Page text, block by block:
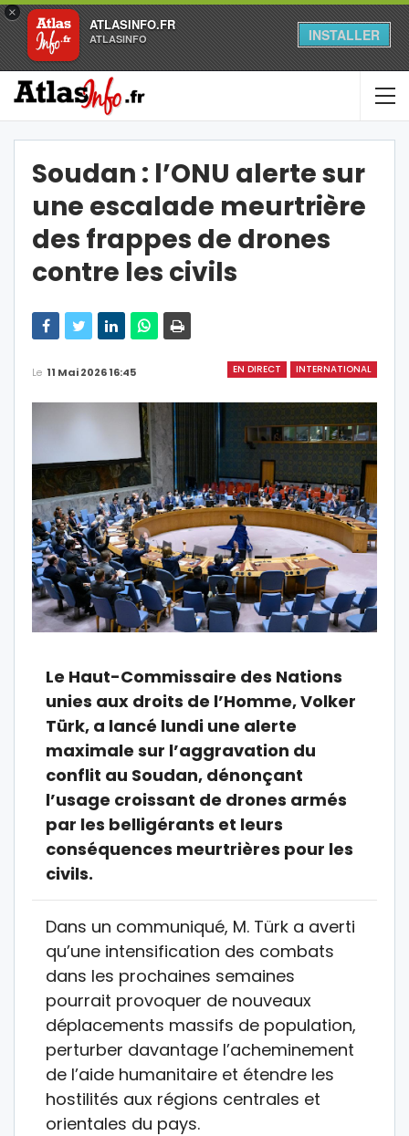
×
ATLASINFO.FR
ATLASINFO INSTALLER
Soudan : l’ONU alerte sur
une escalade meurtrière
des frappes de drones
contre les civils
EN DIRECT INTERNATIONAL
Le 11 Mai 2026 16:45
Le Haut-Commissaire des Nations
unies aux droits de l’Homme, Volker
Türk, a lancé lundi une alerte
maximale sur l’aggravation du
conflit au Soudan, dénonçant
l’usage croissant de drones armés
par les belligérants et leurs
conséquences meurtrières pour les
civils.
Dans un communiqué, M. Türk a averti
qu’une intensification des combats
dans les prochaines semaines
pourrait provoquer de nouveaux
déplacements massifs de population,
perturber davantage l’acheminement
de l’aide humanitaire et étendre les
hostilités aux régions centrales et
orientales du pays.